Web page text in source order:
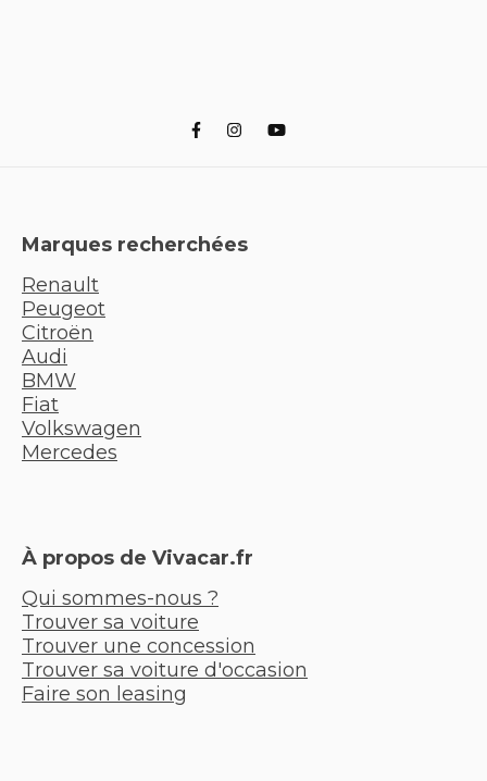
Marques recherchées
Renault
Peugeot
Citroën
Audi
BMW
Fiat
Volkswagen
Mercedes
À propos de Vivacar.fr
Qui sommes-nous ?
Trouver sa voiture
Trouver une concession
Trouver sa voiture d'occasion
Faire son leasing